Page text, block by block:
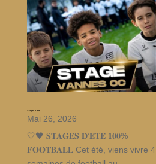
Stages d’été
Mai 26, 2026
🤍🖤 𝐒𝐓𝐀𝐆𝐄𝐒 𝐃’𝐄́𝐓𝐄́ 𝟏𝟎𝟎%
𝐅𝐎𝐎𝐓𝐁𝐀𝐋𝐋 Cet été, viens vivre 4